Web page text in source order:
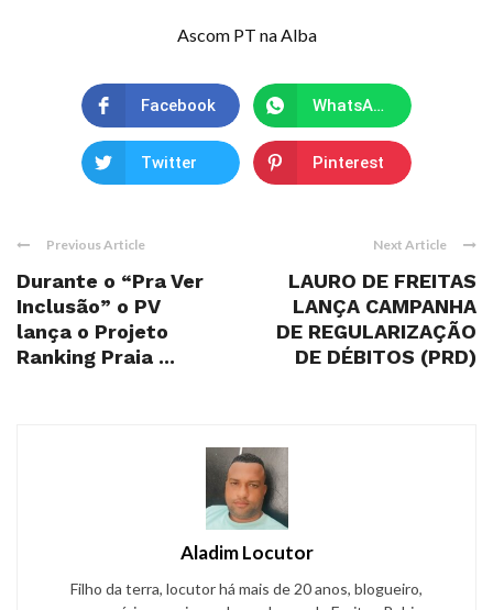
Ascom PT na Alba
Facebook WhatsApp
Twitter Pinterest
Previous Article
Durante o “Pra Ver
Inclusão” o PV
lança o Projeto
Ranking Praia ...
Next Article
LAURO DE FREITAS
LANÇA CAMPANHA
DE REGULARIZAÇÃO
DE DÉBITOS (PRD)
Aladim Locutor
Filho da terra, locutor há mais de 20 anos, blogueiro,